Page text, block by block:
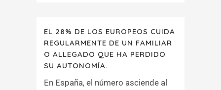
EL 28% DE LOS EUROPEOS CUIDA
REGULARMENTE DE UN FAMILIAR
O ALLEGADO QUE HA PERDIDO
SU AUTONOMÍA.
En España, el número asciende al